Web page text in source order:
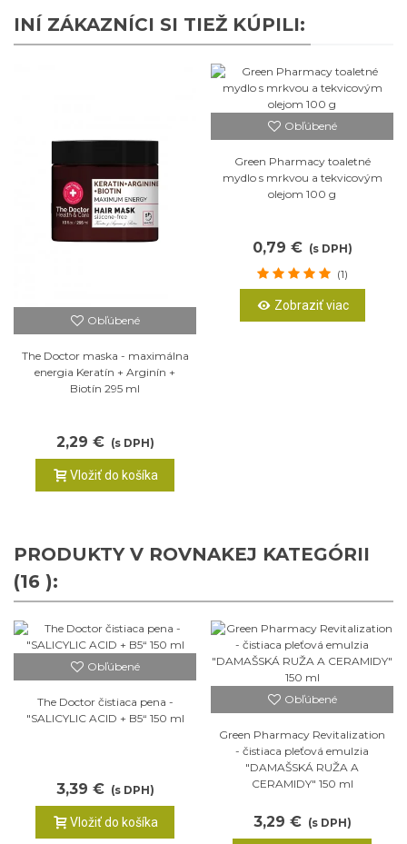
INÍ ZÁKAZNÍCI SI TIEŽ KÚPILI:
Obľúbené
The Doctor maska - maximálna
energia Keratín + Arginín +
Biotín 295 ml
2,29 € (s DPH)
Vložiť do košíka
Obľúbené
Green Pharmacy toaletné
mydlo s mrkvou a tekvicovým
olejom 100 g
0,79 € (s DPH)
(1)
Zobraziť viac
PRODUKTY V ROVNAKEJ KATEGÓRII
(16 ):
Obľúbené
The Doctor čistiaca pena -
"SALICYLIC ACID + B5“ 150 ml
3,39 € (s DPH)
Vložiť do košíka
Obľúbené
Green Pharmacy Revitalization
- čistiaca pleťová emulzia
"DAMAŠSKÁ RUŽA A
CERAMIDY" 150 ml
3,29 € (s DPH)